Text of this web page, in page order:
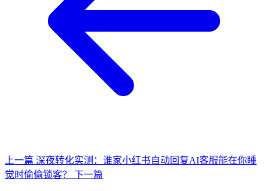
上一篇 深夜转化实测：谁家小红书自动回复AI客服能在你睡
觉时偷偷锁客？
下一篇